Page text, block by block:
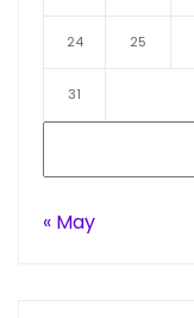
24 25
31
« May